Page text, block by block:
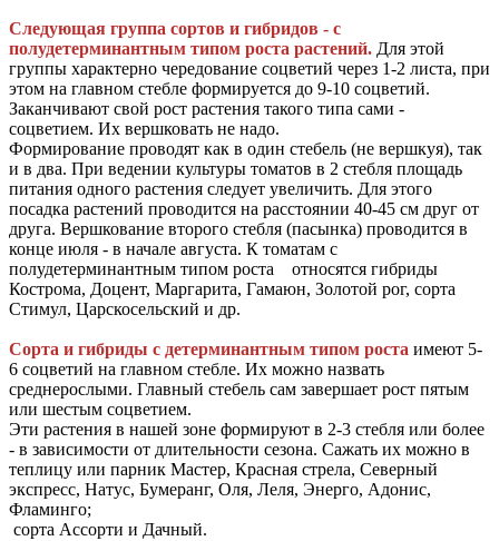
Следующая группа сортов и гибридов - с
полудетерминантным типом роста растений. Для этой
группы характерно чередование соцветий через 1-2 листа, при
этом на главном стебле формируется до 9-10 соцветий.
Заканчивают свой рост растения такого типа сами -
соцветием. Их вершковать не надо.
Формирование проводят как в один стебель (не вершкуя), так
и в два. При ведении культуры томатов в 2 стебля площадь
питания одного растения следует увеличить. Для этого
посадка растений проводится на расстоянии 40-45 см друг от
друга. Вершкование второго стебля (пасынка) проводится в
конце июля - в начале августа. К томатам с
полудетерминантным типом роста относятся гибриды
Кострома, Доцент, Маргарита, Гамаюн, Золотой рог, сорта
Стимул, Царскосельский и др.
Сорта и гибриды с детерминантным типом роста имеют 5-
6 соцветий на главном стебле. Их можно назвать
среднерослыми. Главный стебель сам завершает рост пятым
или шестым соцветием.
Эти растения в нашей зоне формируют в 2-3 стебля или более
- в зависимости от длительности сезона. Сажать их можно в
теплицу или парник Мастер, Красная стрела, Северный
экспресс, Натус, Бумеранг, Оля, Леля, Энерго, Адонис,
Фламинго;
сорта Ассорти и Дачный.